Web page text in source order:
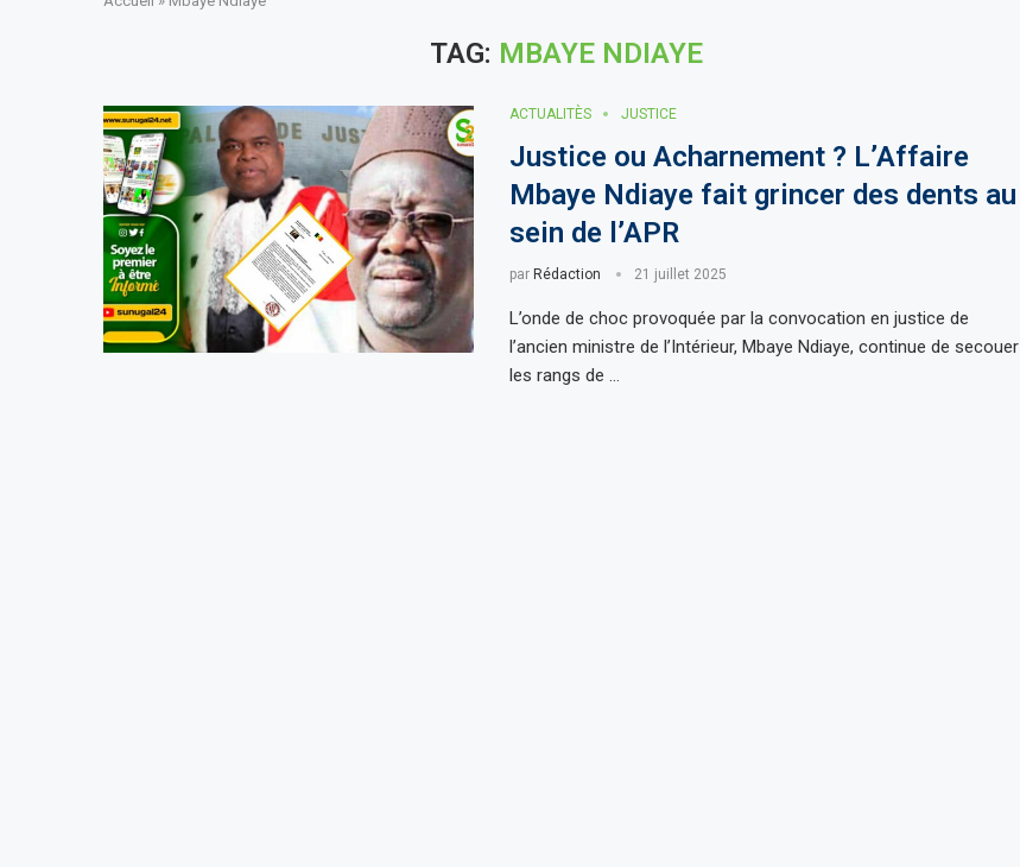
TAG: MBAYE NDIAYE
ACTUALITÈS JUSTICE
Justice ou Acharnement ? L’Affaire
Mbaye Ndiaye fait grincer des dents au
sein de l’APR
par Rédaction 21 juillet 2025
L’onde de choc provoquée par la convocation en justice de
l’ancien ministre de l’Intérieur, Mbaye Ndiaye, continue de secouer
les rangs de …